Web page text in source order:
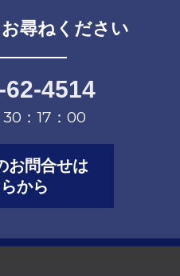
尋ねください
62-4514
：17：00
お問合せは
から